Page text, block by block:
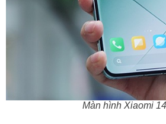
Màn hình Xiaomi